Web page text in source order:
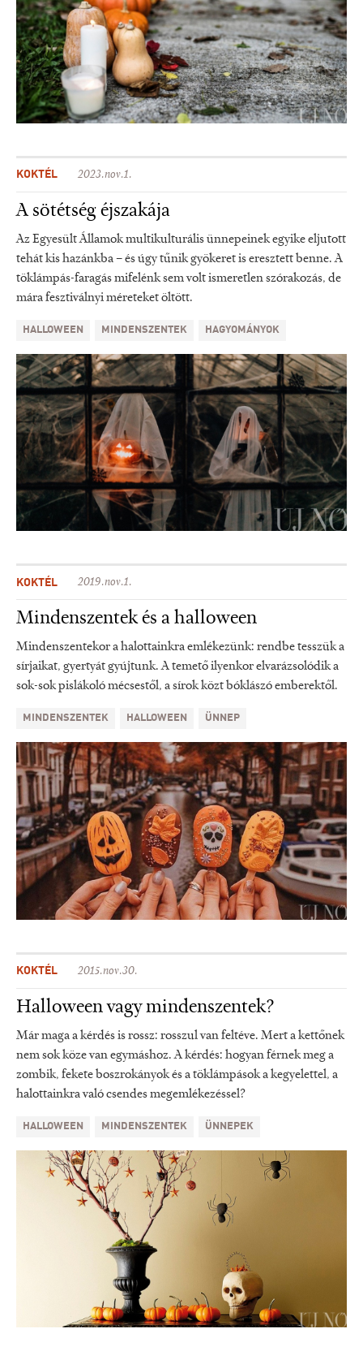
KOKTÉL 2023.nov.1.
A sötétség éjszakája
Az Egyesült Államok multikulturális ünnepeinek egyike eljutott
tehát kis hazánkba – és úgy tűnik gyökeret is eresztett benne. A
töklámpás-faragás mifelénk sem volt ismeretlen szórakozás, de
mára fesztiválnyi méreteket öltött.
HALLOWEEN MINDENSZENTEK HAGYOMÁNYOK
KOKTÉL 2019.nov.1.
Mindenszentek és a halloween
Mindenszentekor a halottainkra emlékezünk: rendbe tesszük a
sírjaikat, gyertyát gyújtunk. A temető ilyenkor elvarázsolódik a
sok-sok pislákoló mécsestől, a sírok közt bóklászó emberektől.
MINDENSZENTEK HALLOWEEN ÜNNEP
KOKTÉL 2015.nov.30.
Halloween vagy mindenszentek?
Már maga a kérdés is rossz: rosszul van feltéve. Mert a kettőnek
nem sok köze van egymáshoz. A kérdés: hogyan férnek meg a
zombik, fekete boszrokányok és a töklámpások a kegyelettel, a
halottainkra való csendes megemlékezéssel?
HALLOWEEN MINDENSZENTEK ÜNNEPEK